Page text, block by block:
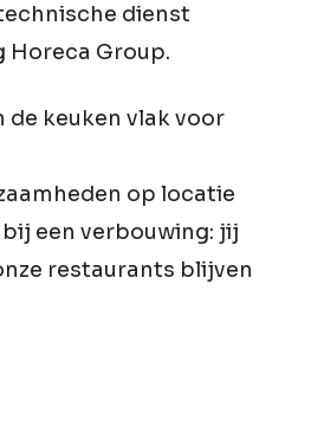
dienst
Horeca Group.
de keuken vlak voor
op locatie
een verbouwing: jij
restaurants blijven